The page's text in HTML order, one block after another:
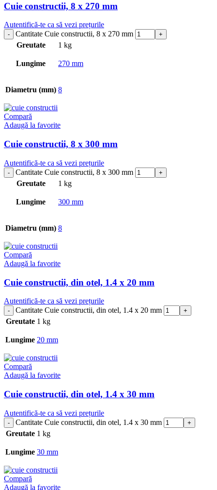
Cuie constructii, 8 x 270 mm
Autentifică-te ca să vezi prețurile
Cantitate Cuie constructii, 8 x 270 mm
Greutate
1 kg
Lungime 270 mm
Diametru (mm) 8
Compară
Adaugă la favorite
Cuie constructii, 8 x 300 mm
Autentifică-te ca să vezi prețurile
Cantitate Cuie constructii, 8 x 300 mm
Greutate
1 kg
Lungime 300 mm
Diametru (mm) 8
Compară
Adaugă la favorite
Cuie constructii, din otel, 1.4 x 20 mm
Autentifică-te ca să vezi prețurile
Cantitate Cuie constructii, din otel, 1.4 x 20 mm
Greutate 1 kg
Lungime 20 mm
Compară
Adaugă la favorite
Cuie constructii, din otel, 1.4 x 30 mm
Autentifică-te ca să vezi prețurile
Cantitate Cuie constructii, din otel, 1.4 x 30 mm
Greutate 1 kg
Lungime 30 mm
Compară
Adaugă la favorite